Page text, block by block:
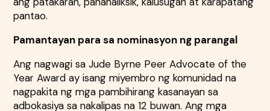
pantao.
Pamantayan para sa nominasyon ng parangal
Ang nagwagi sa Jude Byrne Peer Advocate of the
Year Award ay isang miyembro ng komunidad na
nagpakita ng mga pambihirang kasanayan sa
adbokasiya sa nakalipas na 12 buwan. Ang mga